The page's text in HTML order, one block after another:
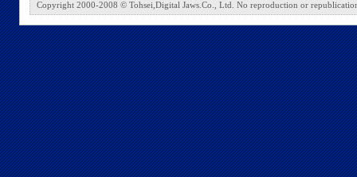
Copyright 2000-2008 © Tohsei,Digital Jaws.Co., Ltd. No reproduction or